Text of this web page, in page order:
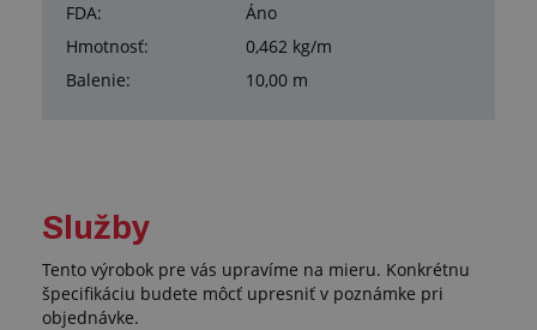
FDA:
Áno
Hmotnosť:
0,462 kg/m
Balenie:
10,00 m
Služby
Tento výrobok pre vás upravíme na mieru. Konkrétnu
špecifikáciu budete môcť upresniť v poznámke pri
objednávke.